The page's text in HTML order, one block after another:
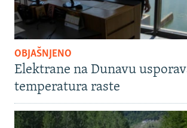
OBJAŠNJENO
Elektrane na Dunavu
temperatura raste